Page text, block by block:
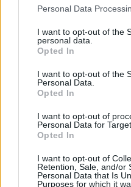
Personal Data
I want to opt-out of the
personal data.
Opted In
I want to opt-out of the
Personal Data.
Opted In
I want to opt-out of
Personal Data for
Opted In
I want to opt-out of
Retention, Sale, and/or
Personal Data that Is
Purposes for which it
6 Αυγούστου, 2026
Το Αρκαλοχώρι γιόρτασε
Παρατείνονται τα
6 Αυγούστου, 2026
Έκτακτο επίδομα παιδιού:
6 Αυγούστου, 2026